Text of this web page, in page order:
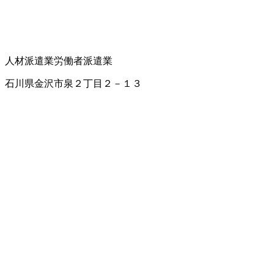
人材派遣業労働者派遣業
石川県金沢市泉２丁目２－１３